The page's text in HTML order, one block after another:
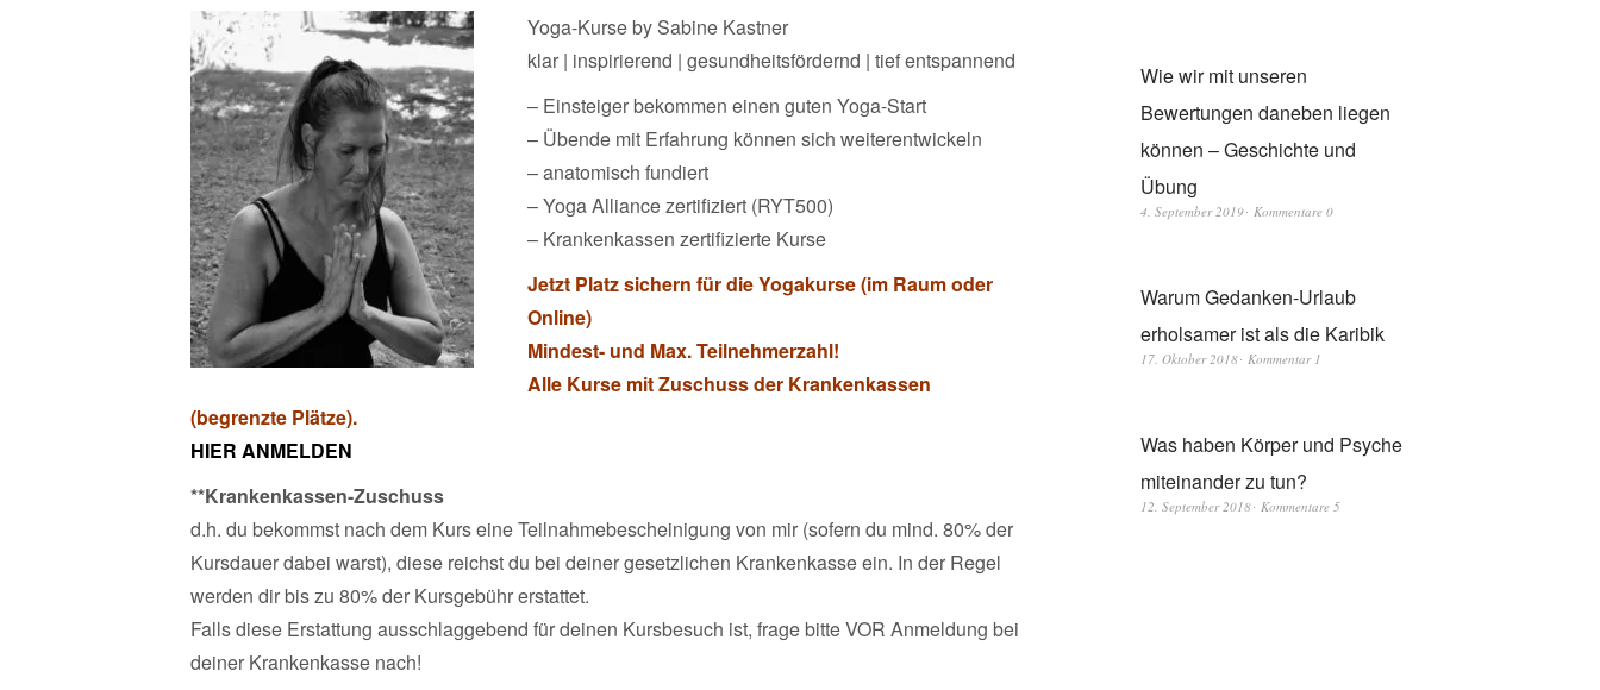
Yoga-Kurse by Sabine Kastner
klar | inspirierend | gesundheitsfördernd | tief entspannend
– Einsteiger bekommen einen guten Yoga-Start
– Übende mit Erfahrung können sich weiterentwickeln
– anatomisch fundiert
– Yoga Alliance zertifiziert (RYT500)
– Krankenkassen zertifizierte Kurse
Jetzt Platz sichern für die Yogakurse (im Raum oder
Online)
Mindest- und Max. Teilnehmerzahl!
Alle Kurse mit Zuschuss der Krankenkassen
(begrenzte Plätze).
HIER ANMELDEN
**Krankenkassen-Zuschuss
d.h. du bekommst nach dem Kurs eine Teilnahmebescheinigung von mir (sofern du mind. 80% der
Kursdauer dabei warst), diese reichst du bei deiner gesetzlichen Krankenkasse ein. In der Regel
werden dir bis zu 80% der Kursgebühr erstattet.
Falls diese Erstattung ausschlaggebend für deinen Kursbesuch ist, frage bitte VOR Anmeldung bei
deiner Krankenkasse nach!
Wie wir mit unseren
Bewertungen daneben liegen
können – Geschichte und
Übung
4. September 2019 Kommentare 0
Warum Gedanken-Urlaub
erholsamer ist als die Karibik
17. Oktober 2018 Kommentar 1
Was haben Körper und Psyche
miteinander zu tun?
12. September 2018 Kommentare 5